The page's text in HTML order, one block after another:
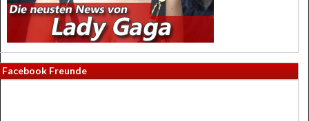
Facebook Freunde